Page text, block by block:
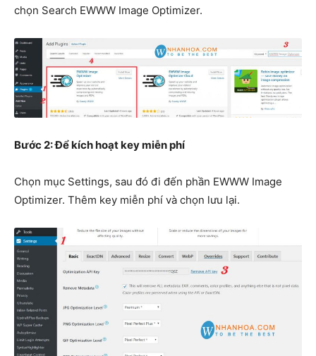
chọn Search EWWW Image Optimizer.
Bước 2: Để kích hoạt key miễn phí
Chọn mục Settings, sau đó đi đến phần EWWW Image
Optimizer. Thêm key miễn phí và chọn lưu lại.